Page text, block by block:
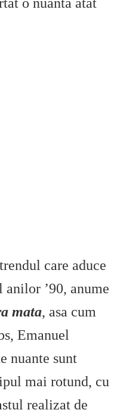
care aduce
’90, anume
mata, asa cum
Emanuel
nuante sunt
mai rotund, cu
realizat de